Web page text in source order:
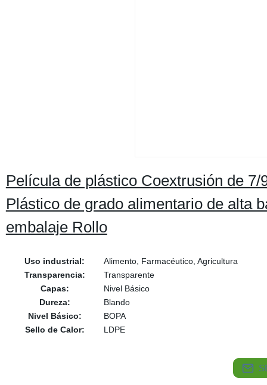
Película de plástico Coextrusión de
Plástico de grado alimentario de alta
embalaje Rollo
Uso industrial:
Alimento, Farmacéutico, Agricultura
Transparencia:
Transparente
Capas:
Nivel Básico
Dureza:
Blando
Nivel Básico:
BOPA
Sello de Calor:
LDPE